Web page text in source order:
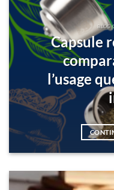
BLOG
Capsule
l’usage